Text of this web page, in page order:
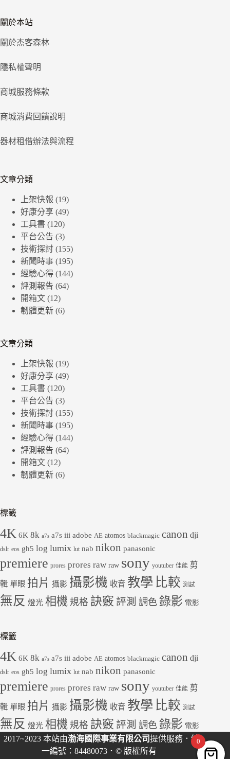
關於本站
關於杰客森林
隱私權聲明
商城服務條款
商城消費回饋說明
器材租借辦法與流程
文章分類
上架快報 (19)
好康分享 (49)
工具書 (120)
平台公告 (3)
技術探討 (155)
新聞時事 (195)
經驗心得 (144)
評測報告 (64)
開箱文 (12)
韌體更新 (6)
文章分類
上架快報 (19)
好康分享 (49)
工具書 (120)
平台公告 (3)
技術探討 (155)
新聞時事 (195)
經驗心得 (144)
評測報告 (64)
開箱文 (12)
韌體更新 (6)
標籤
4K 6K 8k a7s a7s iii adobe AE atomos blackmagic canon dji
dslr eos gh5 log lumix lut nab nikon panasonic
premiere prores prores raw raw sony youtuber 佳能 剪
輯 單眼 拍片 攝影 攝影機 收音 教學 比較 測試
無反 燈光 相機 規格 訣竅 評測 調色 錄影 電影
標籤
4K 6K 8k a7s a7s iii adobe AE atomos blackmagic canon dji
dslr eos gh5 log lumix lut nab nikon panasonic
premiere prores prores raw raw sony youtuber 佳能 剪
輯 單眼 拍片 攝影 攝影機 收音 教學 比較 測試
無反 燈光 相機 規格 訣竅 評測 調色 錄影 電影
2017~2023 本站由渤海國際事業有限公司提供服務．統
一編號：84480073．© 版權所有
0